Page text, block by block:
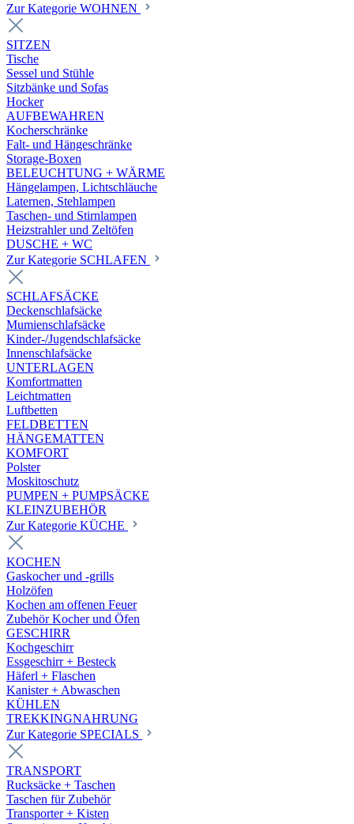
Zur Kategorie WOHNEN
SITZEN
Tische
Sessel und Stühle
Sitzbänke und Sofas
Hocker
AUFBEWAHREN
Kocherschränke
Falt- und Hängeschränke
Storage-Boxen
BELEUCHTUNG + WÄRME
Hängelampen, Lichtschläuche
Laternen, Stehlampen
Taschen- und Stirnlampen
Heizstrahler und Zeltöfen
DUSCHE + WC
Zur Kategorie SCHLAFEN
SCHLAFSÄCKE
Deckenschlafsäcke
Mumienschlafsäcke
Kinder-/Jugendschlafsäcke
Innenschlafsäcke
UNTERLAGEN
Komfortmatten
Leichtmatten
Luftbetten
FELDBETTEN
HÄNGEMATTEN
KOMFORT
Polster
Moskitoschutz
PUMPEN + PUMPSÄCKE
KLEINZUBEHÖR
Zur Kategorie KÜCHE
KOCHEN
Gaskocher und -grills
Holzöfen
Kochen am offenen Feuer
Zubehör Kocher und Öfen
GESCHIRR
Kochgeschirr
Essgeschirr + Besteck
Häferl + Flaschen
Kanister + Abwaschen
KÜHLEN
TREKKINGNAHRUNG
Zur Kategorie SPECIALS
TRANSPORT
Rucksäcke + Taschen
Taschen für Zubehör
Transporter + Kisten